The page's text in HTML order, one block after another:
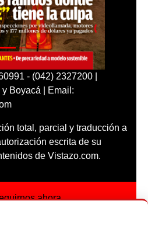
- (042) 2327200 |
Boyacá | Email:
total, parcial y traducción a
escrita de su
de Vistazo.com.
ahora